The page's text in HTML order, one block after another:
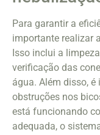
Para garantir a
importante realizar
Isso inclui a
verificação das
água. Além disso,
obstruções nos
está funcionando
adequada, o